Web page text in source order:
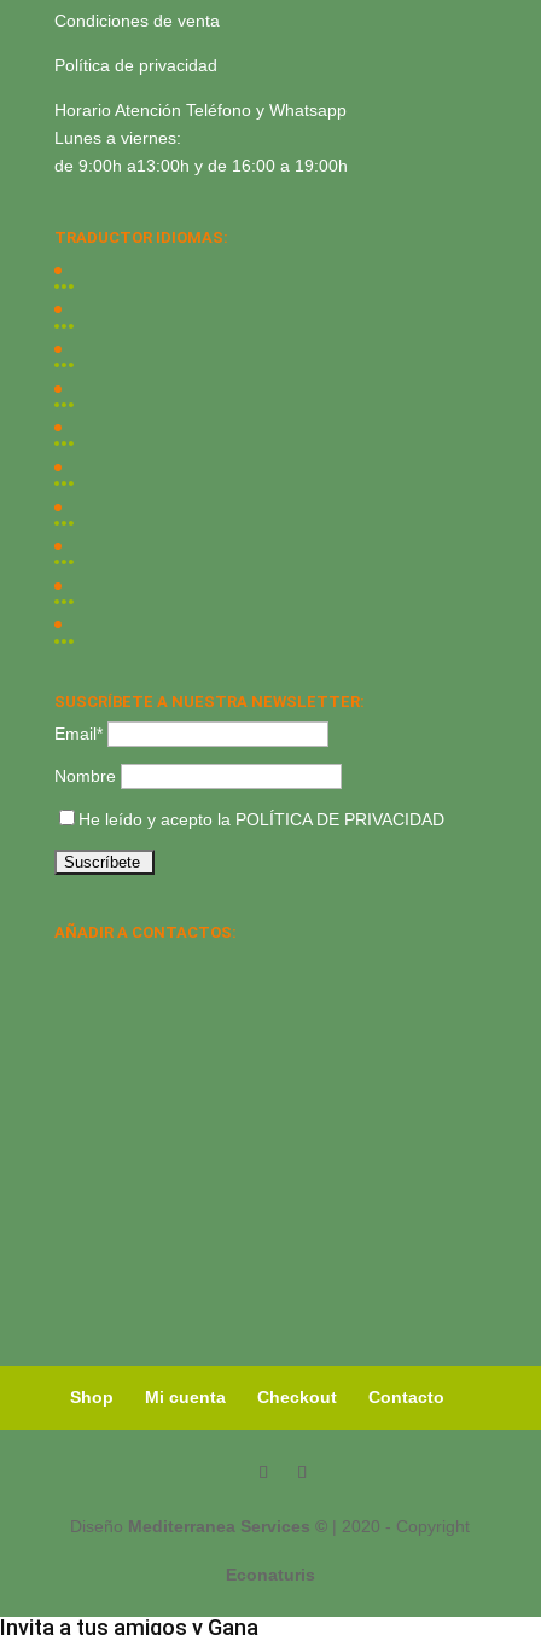
Condiciones de venta
Política de privacidad
Horario Atención Teléfono y Whatsapp
Lunes a viernes:
de 9:00h a13:00h y de 16:00 a 19:00h
TRADUCTOR IDIOMAS:
SUSCRÍBETE A NUESTRA NEWSLETTER:
Email*
Nombre
He leído y acepto la POLÍTICA DE PRIVACIDAD
AÑADIR A CONTACTOS:
Shop Mi cuenta Checkout Contacto
Diseño Mediterranea Services © | 2020 - Copyright
Econaturis
Invita a tus amigos y Gana